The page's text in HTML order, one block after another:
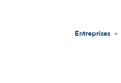
Entreprises